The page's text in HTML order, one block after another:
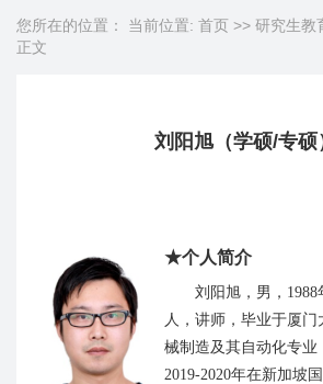
您所在的位置： 当前位置: 首页 >> 研究生教
正文
刘阳旭（学硕/专硕
★个人简介
刘阳旭， 男， 1988
人， 讲师 ， 毕业于厦门
械制造及其自动化专业
2019-2020年在新加坡